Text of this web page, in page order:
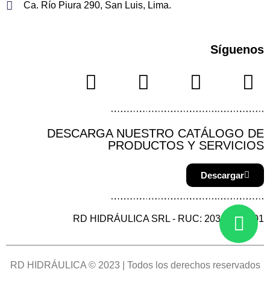
Ca. Río Piura 290, San Luis, Lima.
Síguenos
DESCARGA NUESTRO CATÁLOGO DE
PRODUCTOS Y SERVICIOS
Descargar
RD HIDRÁULICA SRL - RUC: 20387144901
RD HIDRÁULICA © 2023 | Todos los derechos reservados